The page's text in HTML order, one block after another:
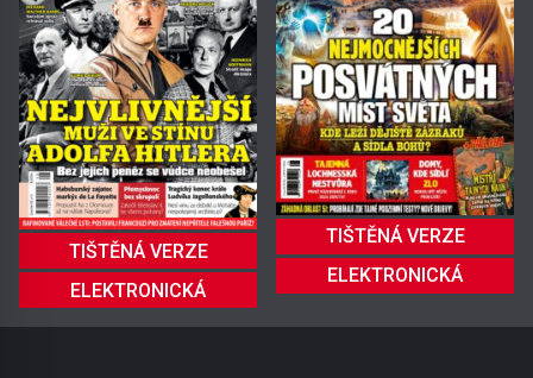
TIŠTĚNÁ VERZE
ELEKTRONICKÁ
TIŠTĚNÁ VERZE
ELEKTRONICKÁ